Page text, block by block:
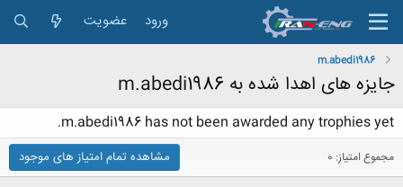
ورود عضویت
m.abedi1986
جایزه های اهدا شده به m.abedi1986
m.abedi1986 has not been awarded any trophies yet.
مجموع امتیاز: 0 مشاهده تمام امتیاز های موجود